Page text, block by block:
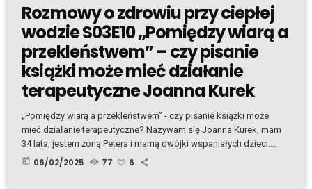
Rozmowy o zdrowiu przy ciepłej
wodzie S03E10 „Pomiędzy wiarą a
przekleństwem” – czy pisanie
książki może mieć działanie
terapeutyczne Joanna Kurek
„Pomiędzy wiarą a przekleństwem” - czy pisanie książki może
mieć działanie terapeutyczne? Nazywam się Joanna Kurek, mam
34 lata, jestem żoną Petera i mamą dwójki wspaniałych dzieci.
Uwielbiam koty, podróżowanie i odkrywanie nowych miejsc.
today 06/02/2025 77 6